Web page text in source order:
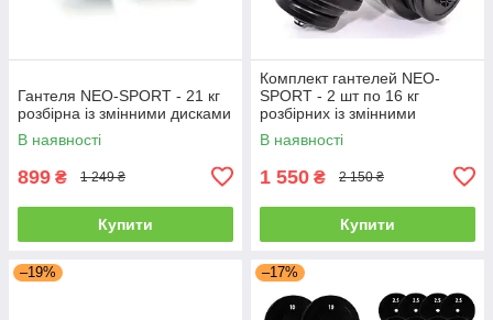
Гантеля NEO-SPORT - 21 кг
розбірна із змінними дисками
В наявності
899 ₴ 1 249 ₴
Купити
Комплект гантелей NEO-
SPORT - 2 шт по 16 кг
розбірних із змінними
дисками
В наявності
1 550 ₴ 2 150 ₴
Купити
–19% –17%